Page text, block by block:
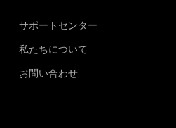
サポートセンター
私たちについて
お問い合わせ